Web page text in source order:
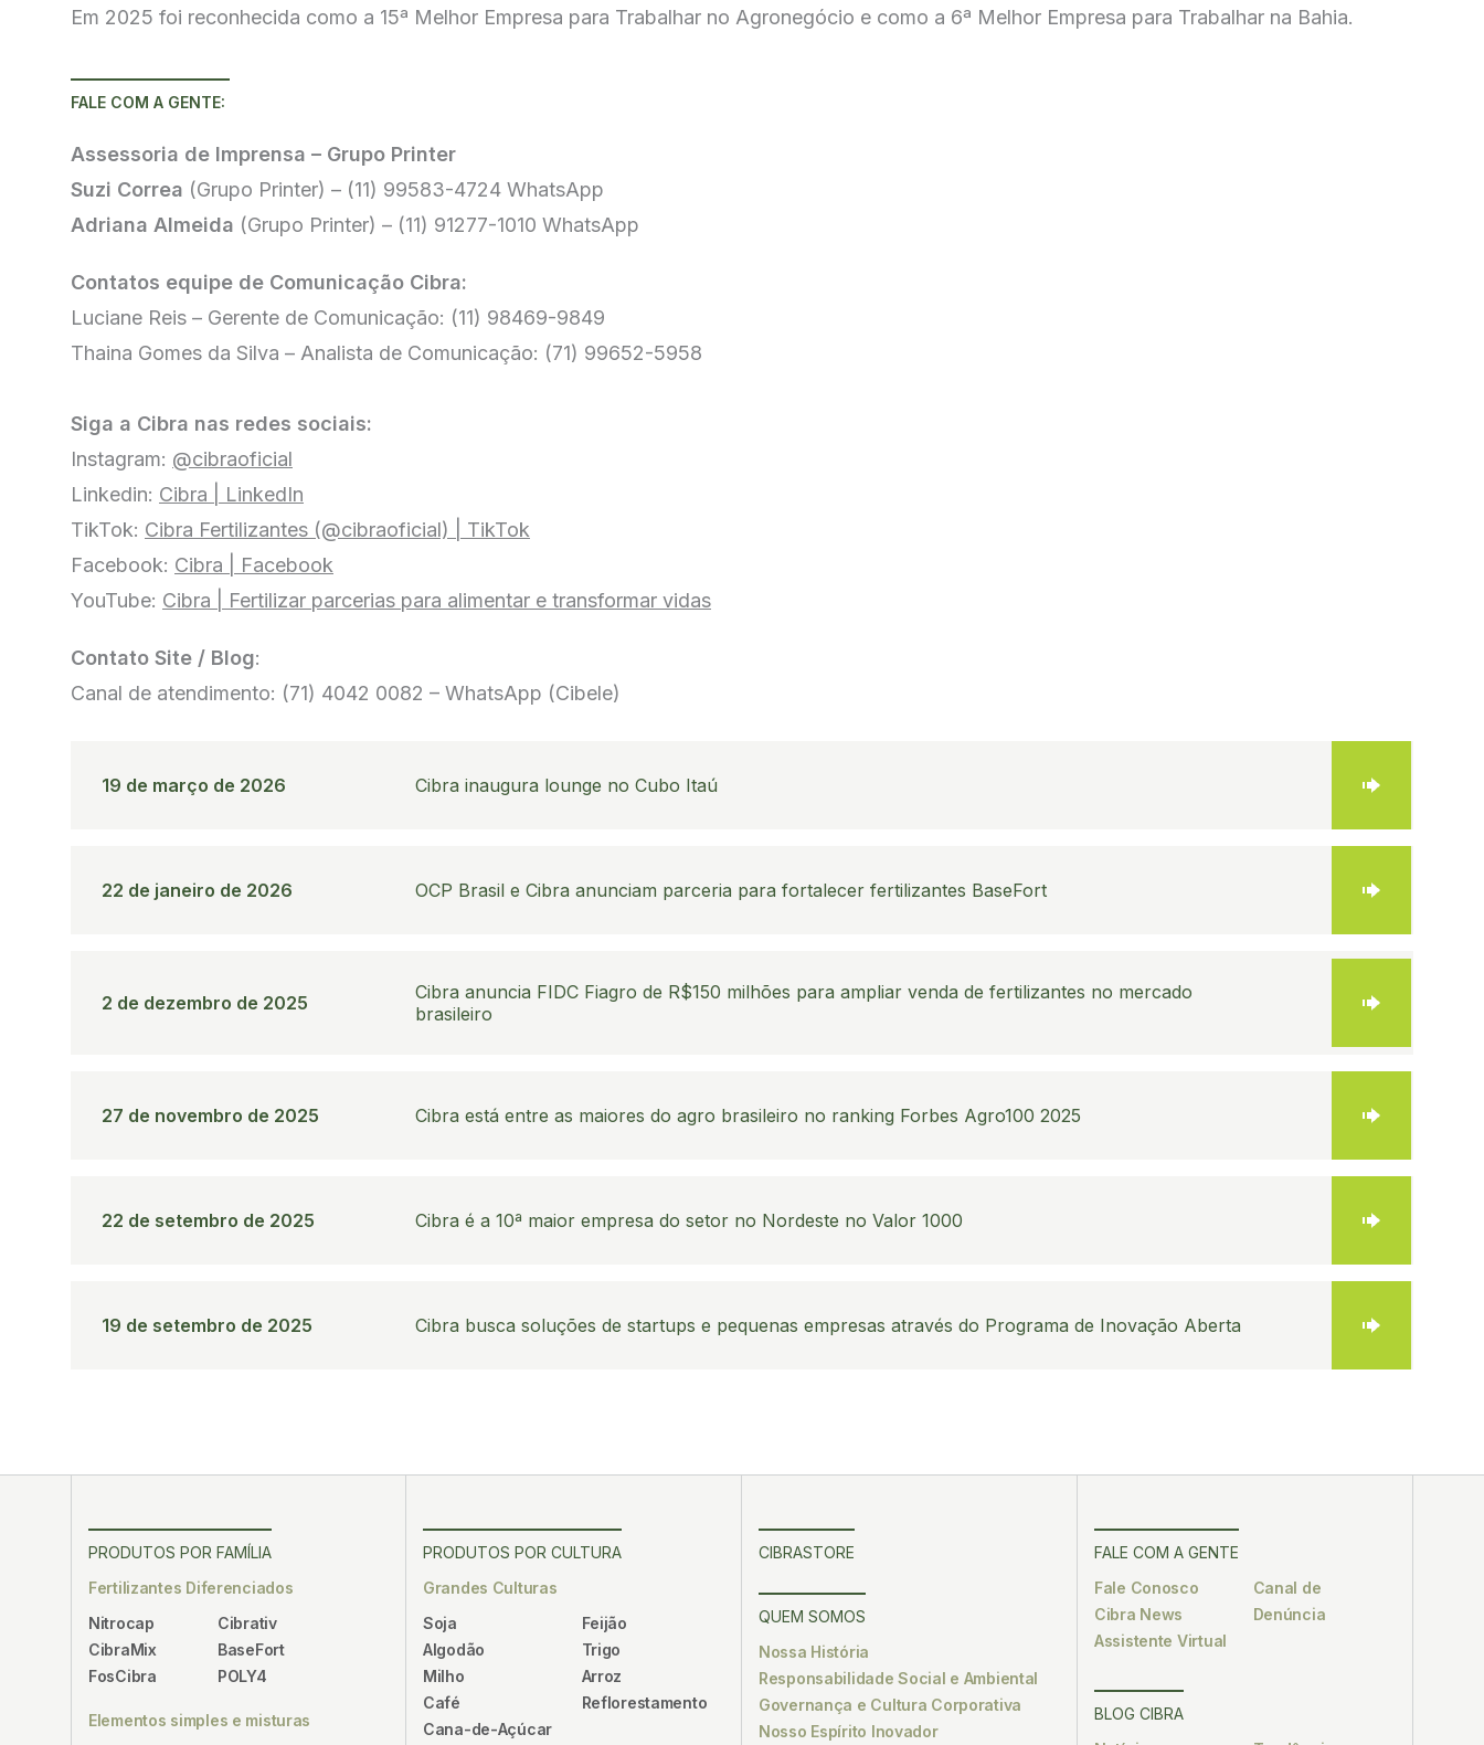
Em 2025 foi reconhecida como a 15ª Melhor Empresa para Trabalhar no Agronegócio e como a 6ª Melhor Empresa para Trabalhar na Bahia.
FALE COM A GENTE:
Assessoria de Imprensa – Grupo Printer
Suzi Correa (Grupo Printer) – (11) 99583-4724 WhatsApp
Adriana Almeida (Grupo Printer) – (11) 91277-1010 WhatsApp
Contatos equipe de Comunicação Cibra:
Luciane Reis – Gerente de Comunicação: (11) 98469-9849
Thaina Gomes da Silva – Analista de Comunicação: (71) 99652-5958
Siga a Cibra nas redes sociais:
Instagram: @cibraoficial
Linkedin: Cibra | LinkedIn
TikTok: Cibra Fertilizantes (@cibraoficial) | TikTok
Facebook: Cibra | Facebook
YouTube: Cibra | Fertilizar parcerias para alimentar e transformar vidas
Contato Site / Blog:
Canal de atendimento: (71) 4042 0082 – WhatsApp (Cibele)
19 de março de 2026 Cibra inaugura lounge no Cubo Itaú
22 de janeiro de 2026 OCP Brasil e Cibra anunciam parceria para fortalecer fertilizantes BaseFort
2 de dezembro de 2025
Cibra anuncia FIDC Fiagro de R$150 milhões para ampliar venda de fertilizantes no mercado
brasileiro
27 de novembro de 2025 Cibra está entre as maiores do agro brasileiro no ranking Forbes Agro100 2025
22 de setembro de 2025 Cibra é a 10ª maior empresa do setor no Nordeste no Valor 1000
19 de setembro de 2025 Cibra busca soluções de startups e pequenas empresas através do Programa de Inovação Aberta
PRODUTOS POR FAMÍLIA
Fertilizantes Diferenciados
Nitrocap
CibraMix
FosCibra
Cibrativ
BaseFort
POLY4
Elementos simples e misturas
PRODUTOS POR CULTURA
Grandes Culturas
Soja
Algodão
Milho
Café
Cana-de-Açúcar
Feijão
Trigo
Arroz
Reflorestamento
CIBRASTORE
QUEM SOMOS
Nossa História
Responsabilidade Social e Ambiental
Governança e Cultura Corporativa
Nosso Espírito Inovador
FALE COM A GENTE
Fale Conosco
Cibra News
Assistente Virtual
Canal de
Denúncia
BLOG CIBRA